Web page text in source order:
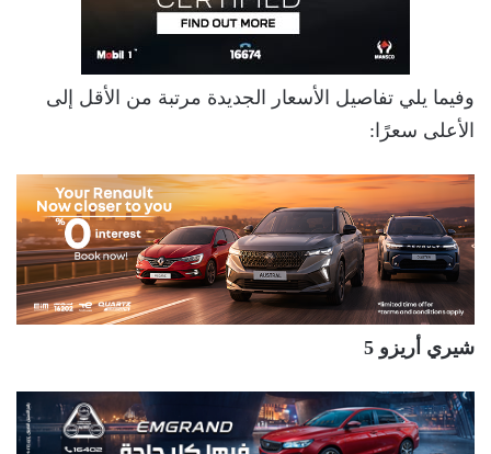
وفيما يلي تفاصيل الأسعار الجديدة مرتبة من الأقل إلى
الأعلى سعرًا:
شيري أريزو 5